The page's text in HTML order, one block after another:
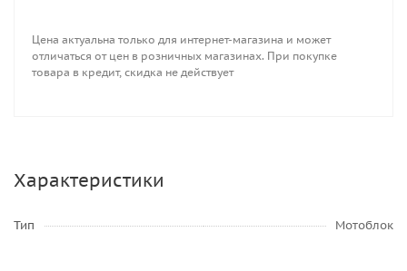
Цена актуальна только для интернет-магазина и может
отличаться от цен в розничных магазинах. При покупке
товара в кредит, скидка не действует
Характеристики
Тип Мотоблок